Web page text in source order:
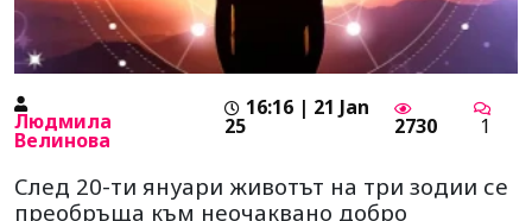
Людмила
Велинова
16:16 | 21 Jan
25 2730 1
След 20-ти януари животът на три зодии се
преобръща към неочаквано добро